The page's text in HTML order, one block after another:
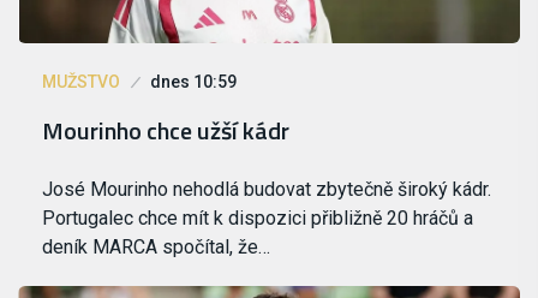
MUŽSTVO dnes 10:59
Mourinho chce užší kádr
José Mourinho nehodlá budovat zbytečně široký kádr.
Portugalec chce mít k dispozici přibližně 20 hráčů a
deník MARCA spočítal, že…